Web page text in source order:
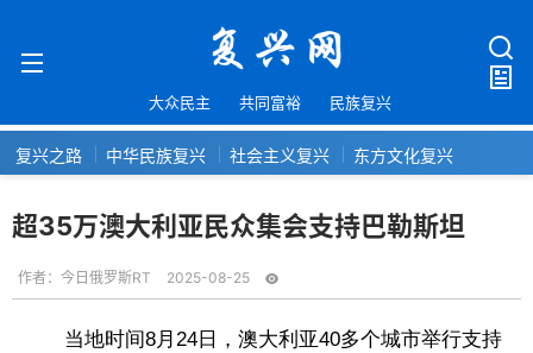
大众民主 共同富裕 民族复兴
复兴之路 中华民族复兴 社会主义复兴 东方文化复兴
超35万澳大利亚民众集会支持巴勒斯坦
作者： 今日俄罗斯RT 2025-08-25
当地时间8月24日，澳大利亚40多个城市举行支持